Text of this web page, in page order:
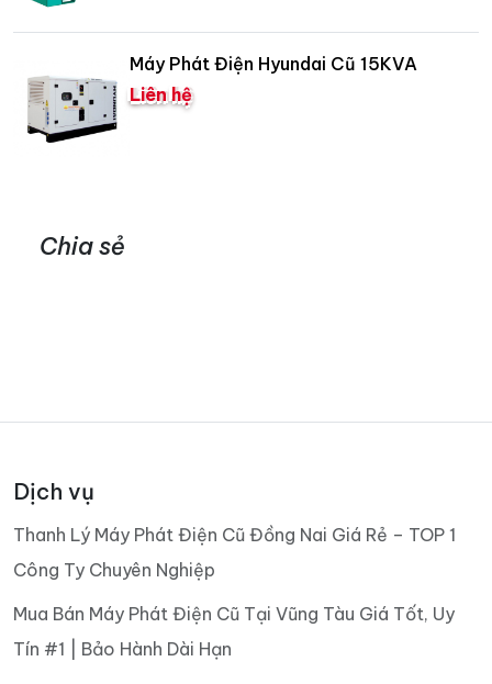
Máy Phát Điện Hyundai Cũ 15KVA
Liên hệ
Chia sẻ
Dịch vụ
Thanh Lý Máy Phát Điện Cũ Đồng Nai Giá Rẻ – TOP 1
Công Ty Chuyên Nghiệp
Mua Bán Máy Phát Điện Cũ Tại Vũng Tàu Giá Tốt, Uy
Tín #1 | Bảo Hành Dài Hạn